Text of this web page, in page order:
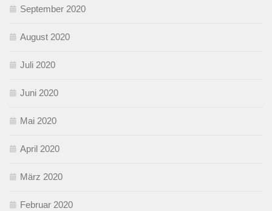
September 2020
August 2020
Juli 2020
Juni 2020
Mai 2020
April 2020
März 2020
Februar 2020